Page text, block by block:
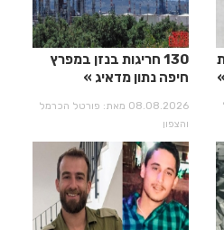
130 חריגות בנזן במפרץ
חיפה נתון מדאיג
08.08.2026 מאת: פורטל הכרמל
והצפון